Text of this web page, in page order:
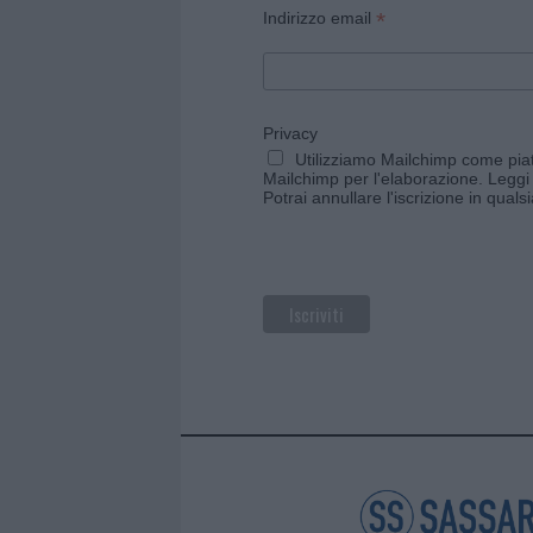
Indirizzo email *
Privacy
Utilizziamo Mailchimp come
Mailchimp per l'elaborazione.
Potrai annullare l'iscrizione in